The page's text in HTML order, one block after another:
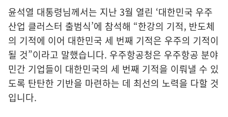
윤석열 대통령님께서는 지난 3월 열린 ‘대한민국 우주
산업 클러스터 출범식’에 참석해 “한강의 기적, 반도체
의 기적에 이어 대한민국 세 번째 기적은 우주의 기적이
될 것”이라고 말했습니다. 우주항공청은 우주항공 분야
민간 기업들이 대한민국의 세 번째 기적을 이뤄낼 수 있
도록 탄탄한 기반을 마련하는 데 최선의 노력을 다할 것
입니다.